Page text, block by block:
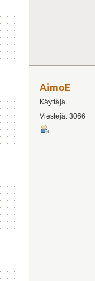
AimoE
Käyttäjä
Viestejä: 3066